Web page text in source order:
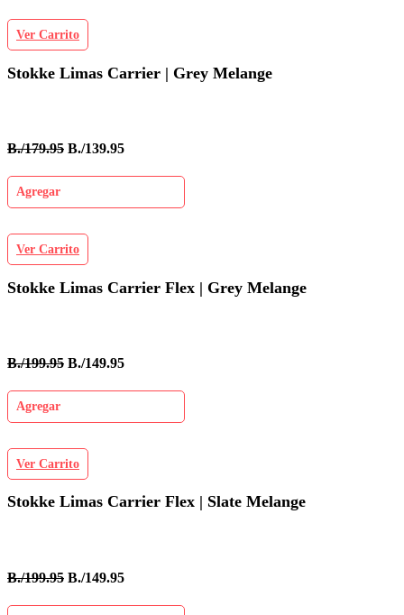
Ver Carrito
Stokke Limas Carrier | Grey Melange
B./179.95 B./139.95
Agregar
Ver Carrito
Stokke Limas Carrier Flex | Grey Melange
B./199.95 B./149.95
Agregar
Ver Carrito
Stokke Limas Carrier Flex | Slate Melange
B./199.95 B./149.95